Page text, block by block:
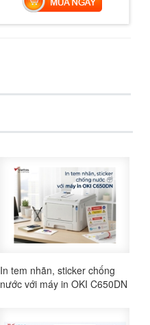
In tem nhãn, sticker chống
nước với máy in OKI C650DN